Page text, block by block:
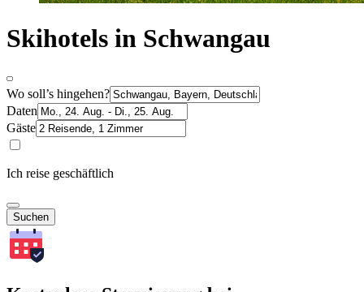
Skihotels in Schwangau
Wo soll’s hingehen?
Daten
Gäste
Ich reise geschäftlich
Suchen